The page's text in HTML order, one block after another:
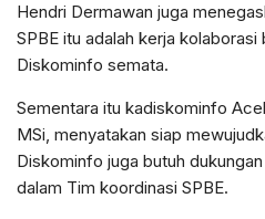
Hendri Dermawan juga
SPBE itu adalah kerja
Diskominfo semata.
Sementara itu kadiskominfo
MSi, menyatakan siap
Diskominfo juga butuh
dalam Tim koordinasi SPBE.